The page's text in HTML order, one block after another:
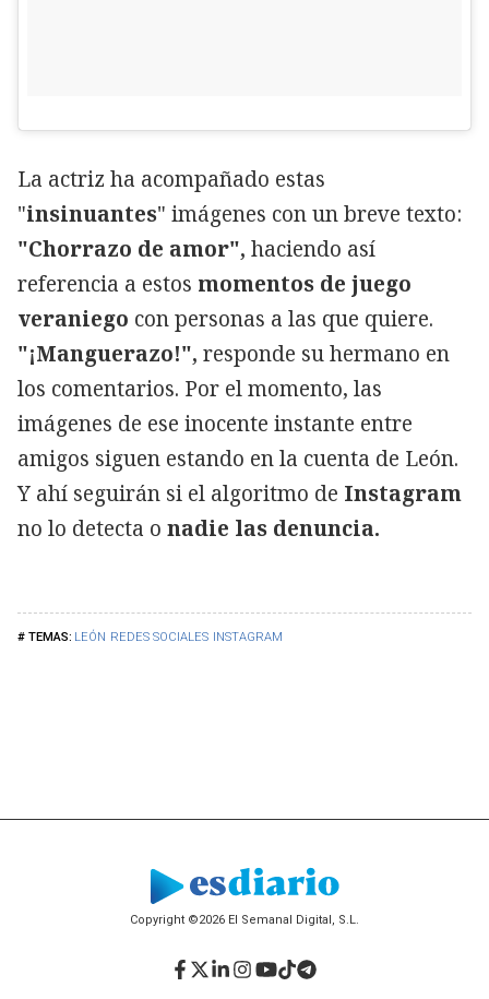
LEÓN REDES SOCIALES INSTAGRAM
La actriz ha acompañado estas
"insinuantes" imágenes con un breve texto:
"Chorrazo de amor", haciendo así
referencia a estos momentos de juego
veraniego con personas a las que quiere.
"¡Manguerazo!", responde su hermano en
los comentarios. Por el momento, las
imágenes de ese inocente instante entre
amigos siguen estando en la cuenta de León.
Y ahí seguirán si el algoritmo de Instagram
no lo detecta o nadie las denuncia.
Copyright ©2026 El Semanal Digital, S.L.
Facebook
Twitter
LinkedIn
Instagram
YouTube
TikTok
Telegram